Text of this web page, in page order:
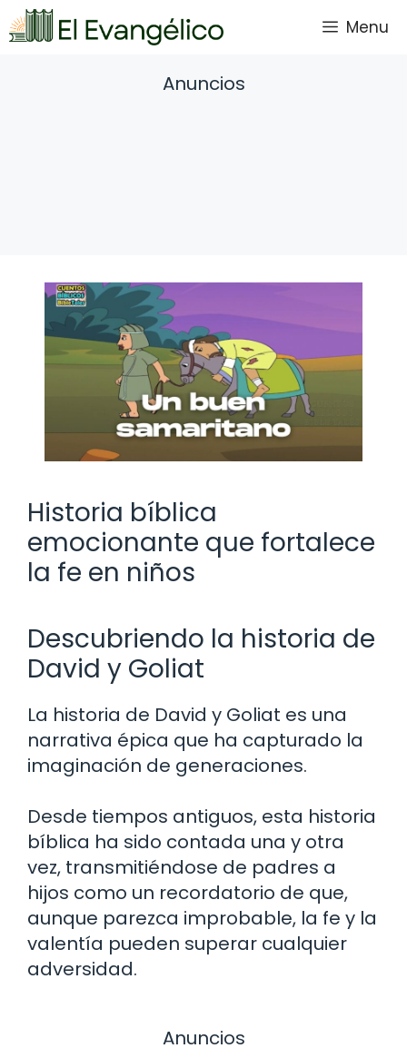
Saltar
al
Menu
Anuncios
Historia bíblica
emocionante que fortalece
la fe en niños
Descubriendo la historia de
David y Goliat
La historia de David y Goliat es una
narrativa épica que ha capturado la
imaginación de generaciones.
Desde tiempos antiguos, esta historia
bíblica ha sido contada una y otra
vez, transmitiéndose de padres a
hijos como un recordatorio de que,
aunque parezca improbable, la fe y la
valentía pueden superar cualquier
adversidad.
Anuncios